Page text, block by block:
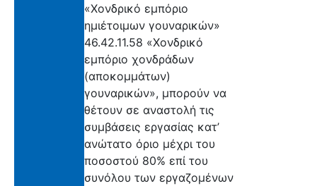
«Χονδρικό εμπόριο
ημιέτοιμων γουναρικών»
46.42.11.58 «Χονδρικό
εμπόριο χονδράδων
(αποκομμάτων)
γουναρικών», μπορούν να
θέτουν σε αναστολή τις
συμβάσεις εργασίας κατ’
ανώτατο όριο μέχρι του
ποσοστού 80% επί του
συνόλου των εργαζομένων